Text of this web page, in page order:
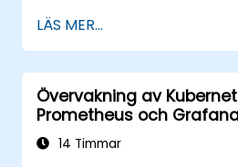
Skapa enkla
aviseringar för att
prestanda.
Tillämpa bästa praxis
systemets
LÄS MER...
Övervakning av
Prometheus och
14 Timmar